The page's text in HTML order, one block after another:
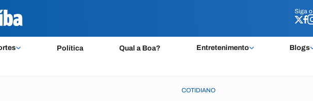
Siga o
Política Qual a Boa? Entretenimento Blogs
Siga o
COTIDIANO